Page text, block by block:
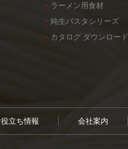
ラーメン用食材
純生パスタシリーズ
カタログ ダウンロード
立ち情報 会社案内